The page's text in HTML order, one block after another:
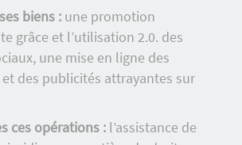
biens : une promotion
grâce et l’utilisation 2.0. des
une mise en ligne des
des publicités attrayantes sur
ces opérations : l’assistance de